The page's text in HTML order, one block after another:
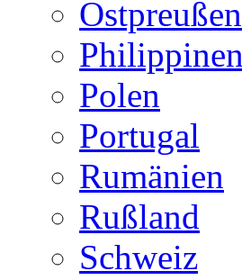
Ostpreußen
Philippinen
Polen
Portugal
Rumänien
Rußland
Schweiz